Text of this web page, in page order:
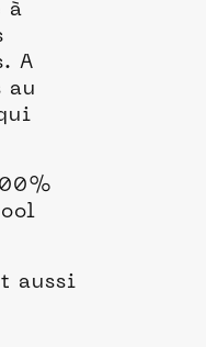
à
A
au
aussi